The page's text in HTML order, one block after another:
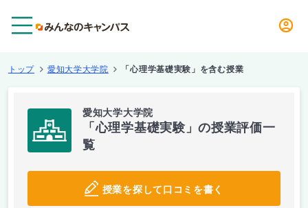
トップ 愛知大学大学院 「心理学基礎実験」を含む授業
愛知大学大学院
「心理学基礎実験」の授業評価一
覧
授業を探して口コミを書く